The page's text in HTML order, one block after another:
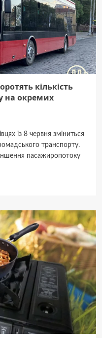
кількість
на окремих
із 8 червня зміниться
транспорту.
пасажиропотоку